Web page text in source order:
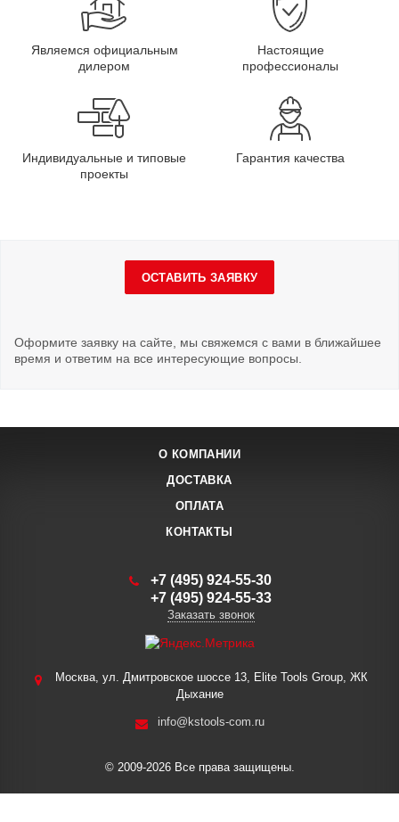
Являемся официальным
дилером
Настоящие
профессионалы
Индивидуальные и типовые
проекты
Гарантия качества
ОСТАВИТЬ ЗАЯВКУ
Оформите заявку на сайте, мы свяжемся с вами в ближайшее
время и ответим на все интересующие вопросы.
О КОМПАНИИ
ДОСТАВКА
ОПЛАТА
КОНТАКТЫ
+7 (495) 924-55-30
+7 (495) 924-55-33
Заказать звонок
Москва, ул. Дмитровское шоссе 13, Elite Tools Group, ЖК
Дыхание
info@kstools-com.ru
© 2009-2026 Все права защищены.